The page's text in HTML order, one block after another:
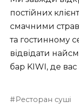
постійних
смачними
та гостинному
відвідати
бар KIWI, де
Ресторан суші